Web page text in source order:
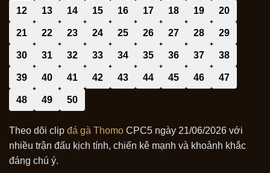
12 13 14 15 16 17 18 19 20
21 22 23 24 25 26 27 28 29
30 31 32 33 34 35 36 37 38
39 40 41 42 43 44 45 46 47
48 49 50
Theo dõi clip đá gà Thomo CPC5 ngày 21/06/2026 với
nhiều trận đấu kịch tính, chiến kê mạnh và khoảnh khắc
đáng chú ý.